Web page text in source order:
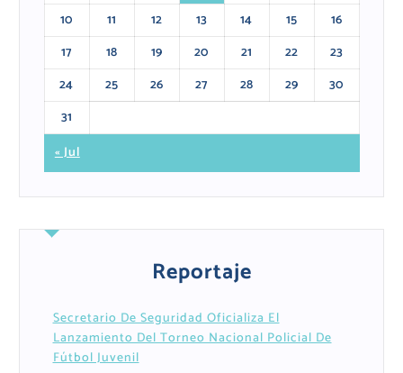
10
11 12 13 14 15
16
17
18 19 20 21 22
23
24
25 26 27 28 29
30
31
« Jul
Reportaje
Secretario De Seguridad Oficializa El
Lanzamiento Del Torneo Nacional Policial De
Fútbol Juvenil